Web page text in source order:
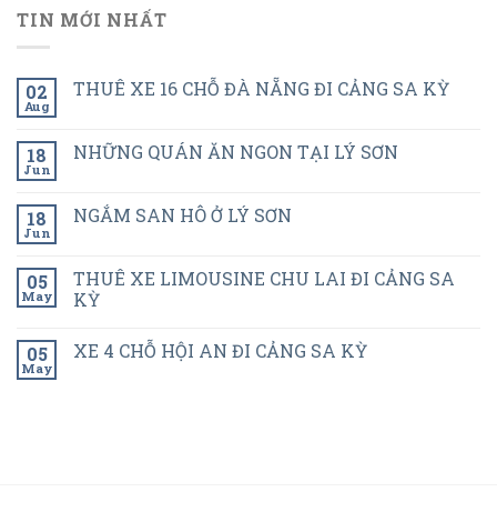
TIN MỚI NHẤT
02
Aug
THUÊ XE 16 CHỖ ĐÀ NẴNG ĐI CẢNG SA KỲ
18
Jun
NHỮNG QUÁN ĂN NGON TẠI LÝ SƠN
18
Jun
NGẮM SAN HÔ Ở LÝ SƠN
05
May
THUÊ XE LIMOUSINE CHU LAI ĐI CẢNG SA
KỲ
05
May
XE 4 CHỖ HỘI AN ĐI CẢNG SA KỲ